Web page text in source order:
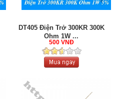
DT405 Điện Trở 300KR 300K
Ohm 1W ...
500 VNĐ